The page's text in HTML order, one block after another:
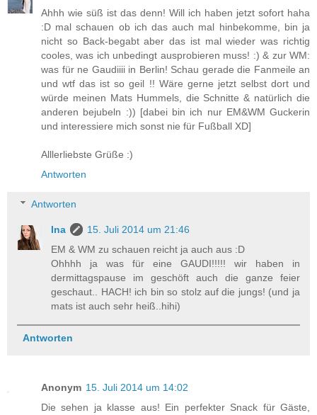
Ahhh wie süß ist das denn! Will ich haben jetzt sofort haha
:D mal schauen ob ich das auch mal hinbekomme, bin ja
nicht so Back-begabt aber das ist mal wieder was richtig
cooles, was ich unbedingt ausprobieren muss! :) & zur WM:
was für ne Gaudiiii in Berlin! Schau gerade die Fanmeile an
und wtf das ist so geil !! Wäre gerne jetzt selbst dort und
würde meinen Mats Hummels, die Schnitte & natürlich die
anderen bejubeln :)) [dabei bin ich nur EM&WM Guckerin
und interessiere mich sonst nie für Fußball XD]
Alllerliebste Grüße :)
Antworten
Antworten
Ina
15. Juli 2014 um 21:46
EM & WM zu schauen reicht ja auch aus :D
Ohhhh ja was für eine GAUDI!!!!! wir haben in
dermittagspause im geschöft auch die ganze feier
geschaut.. HACH! ich bin so stolz auf die jungs! (und ja
mats ist auch sehr heiß..hihi)
Antworten
Anonym 15. Juli 2014 um 14:02
Die sehen ja klasse aus! Ein perfekter Snack für Gäste,